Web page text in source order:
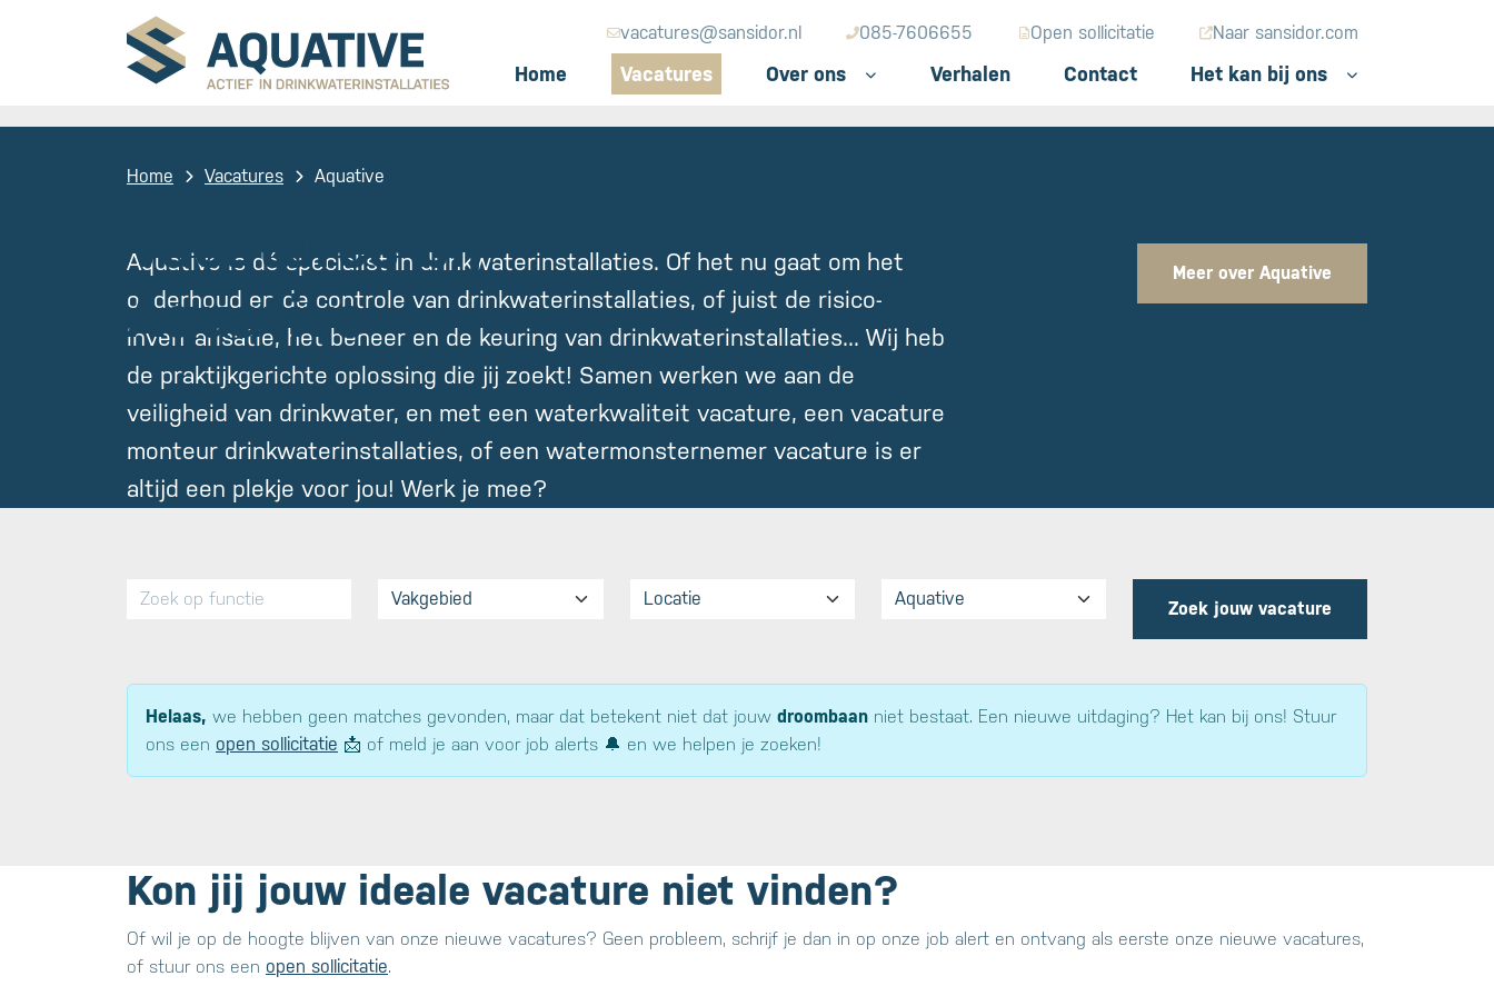
Home Vacatures Over ons Toggle DropdownVerhalen Contact Het kan bij ons
vacatures@sansidor.nl 085-7606655 Open sollicitatie Naar sansidor.com
Vacatures bij
Aquative
Home Vacatures Aquative
Aquative is dé specialist in drinkwaterinstallaties. Of het nu gaat om het
onderhoud en de controle van drinkwaterinstallaties, of juist de risico-
inventarisatie, het beheer en de keuring van drinkwaterinstallaties... Wij heb
de praktijkgerichte oplossing die jij zoekt! Samen werken we aan de
veiligheid van drinkwater, en met een waterkwaliteit vacature, een vacature
monteur drinkwaterinstallaties, of een watermonsternemer vacature is er
altijd een plekje voor jou! Werk je mee?
Meer over Aquative
Zoek jouw vacature
Helaas, we hebben geen matches gevonden, maar dat betekent niet dat jouw droombaan niet bestaat. Een nieuwe uitdaging? Het kan bij ons! Stuur
ons een open sollicitatie 📩 of meld je aan voor job alerts 🔔 en we helpen je zoeken!
Kon jij jouw ideale vacature niet vinden?
Of wil je op de hoogte blijven van onze nieuwe vacatures? Geen probleem, schrijf je dan in op onze job alert en ontvang als eerste onze nieuwe vacatures,
of stuur ons een open sollicitatie.